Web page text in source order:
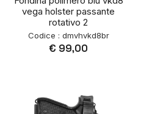
vega holster passante
rotativo 2
Codice : dmvhvkd8br
€ 99,00